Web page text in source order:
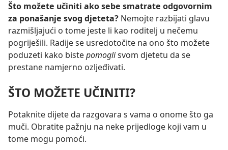
Što možete učiniti ako sebe smatrate odgovornim
za ponašanje svog djeteta? Nemojte razbijati glavu
razmišljajući o tome jeste li kao roditelj u nečemu
pogriješili. Radije se usredotočite na ono što možete
poduzeti kako bistepomoglisvom djetetu da se
prestane namjerno ozljeđivati.
ŠTO MOŽETE UČINITI?
Potaknite dijete da razgovara s vama o onome što ga
muči. Obratite pažnju na neke prijedloge koji vam u
tome mogu pomoći.